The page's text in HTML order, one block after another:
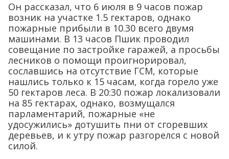
Он рассказал, что 6 июля в 9 часов пожар
возник на участке 1.5 гектаров, однако
пожарные прибыли в 10.30 всего двумя
машинами. В 13 часов Пшик проводил
совещание по застройке гаражей, а просьбы
лесников о помощи проигнорировал,
сославшись на отсутствие ГСМ, которые
нашлись только к 15 часам, когда горело уже
50 гектаров леса. В 20:30 пожар локализовали
на 85 гектарах, однако, возмущался
парламентарий, пожарные «не
удосужились» дотушить пни от сгоревших
деревьев, и к утру пожар разгорелся с новой
силой.